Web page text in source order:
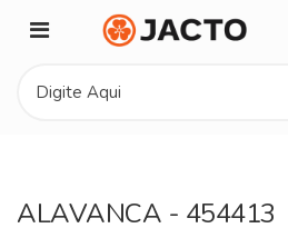
ALAVANCA - 454413